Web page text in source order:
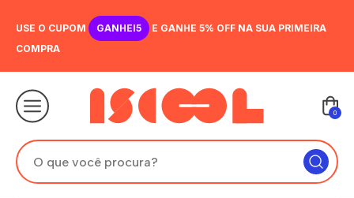
USE O CUPOM GANHEI5
E GANHE 5% OFF NA SUA PRIMEIRA
COMPRA
0